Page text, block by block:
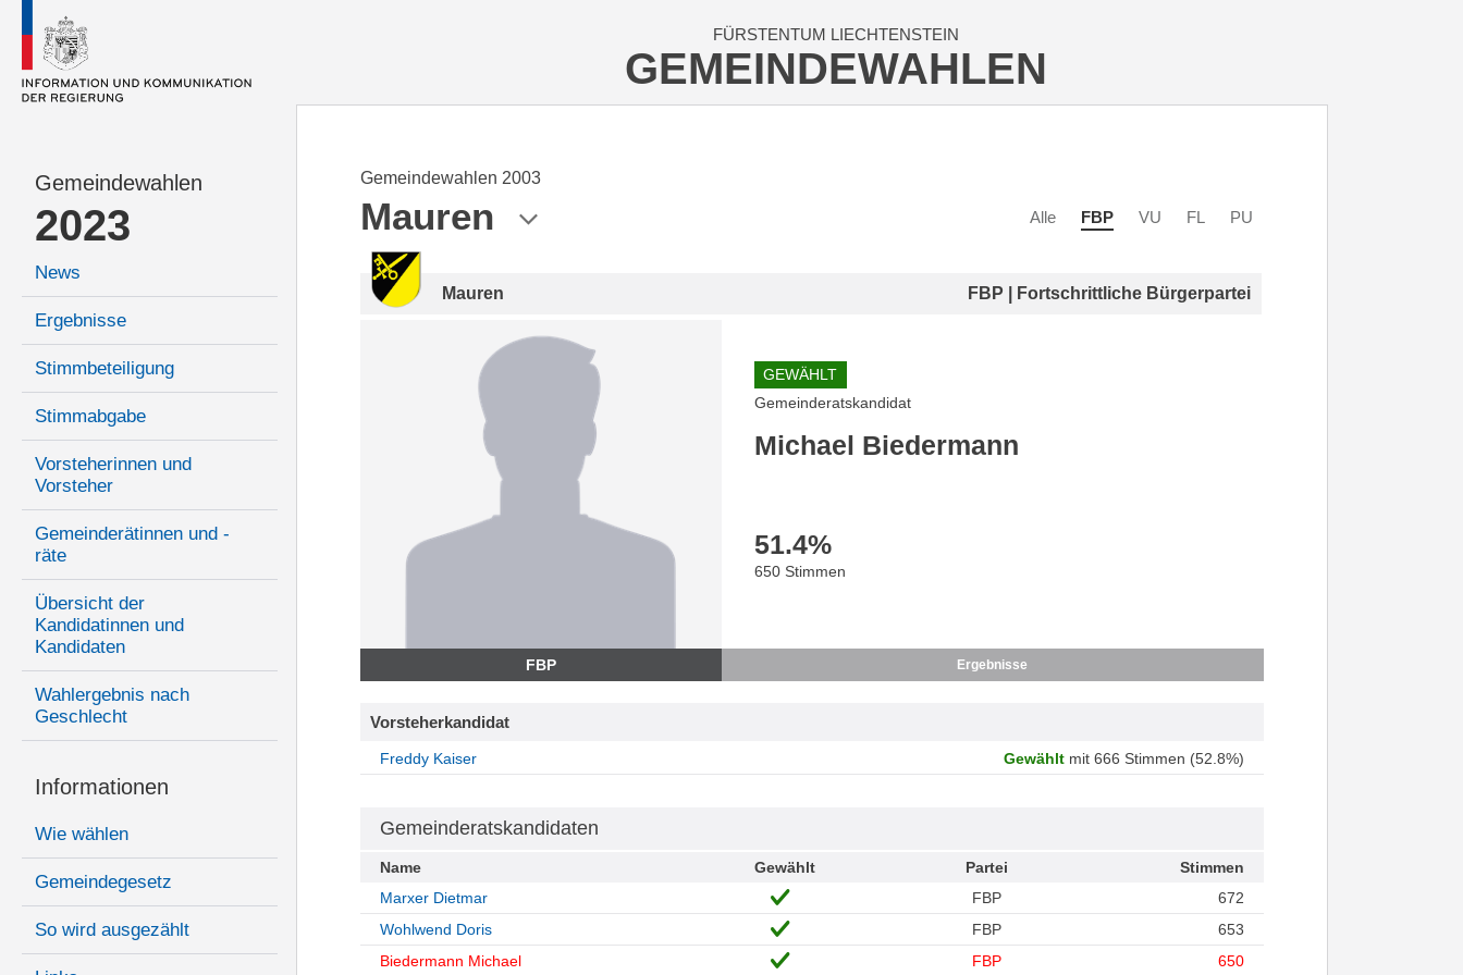
FÜRSTENTUM LIECHTENSTEIN
GEMEINDEWAHLEN
Gemeindewahlen
2023
News
Ergebnisse
Stimmbeteiligung
Stimmabgabe
Vorsteherinnen und
Vorsteher
Gemeinderätinnen und -
räte
Übersicht der
Kandidatinnen und
Kandidaten
Wahlergebnis nach
Geschlecht
Informationen
Wie wählen
Gemeindegesetz
So wird ausgezählt
Gemeindewahlen 2003
Mauren Alle FBP VU FL PU
Mauren FBP | Fortschrittliche Bürgerpartei
FBP
GEWÄHLT
Gemeinderatskandidat
Michael Biedermann
51.4%
650 Stimmen
Ergebnisse
Vorsteherkandidat
Freddy Kaiser Gewähltmit 666 Stimmen (52.8%)
Gemeinderatskandidaten
Name Gewählt Partei
Stimmen
Marxer Dietmar
FBP
672
Wohlwend Doris
FBP
653
Biedermann Michael
FBP 650